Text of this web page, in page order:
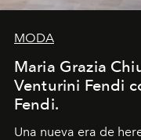
MODA
Maria Grazia
Venturini Fendi
Fendi.
Una nueva era de